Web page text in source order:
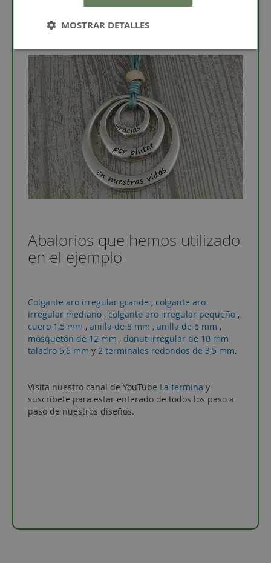
cielo de 1,5 mm
Abalorios que hemos utilizado
en el ejemplo
Colgante aro irregular grande , colgante aro
irregular mediano , colgante aro irregular pequeño ,
cuero 1,5 mm ,anilla de 8 mm ,anilla de 6 mm ,
mosquetón de 12 mm , donut irregular de 10 mm
taladro 5,5 mm y2 terminales redondos de 3,5 mm.
Visita nuestro canal de YouTube La fermina y
suscríbete para estar enterado de todos los paso a
paso de nuestros diseños.
MOSTRAR DETALLES